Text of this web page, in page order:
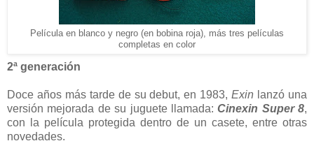
Película en blanco y negro (en bobina roja), más tres películas
completas en color
2ª generación
Doce años más tarde de su debut, en 1983,Exin lanzó una
versión mejorada de su juguete llamada:Cinexin Super 8,
con la película protegida dentro de un casete, entre otras
novedades.